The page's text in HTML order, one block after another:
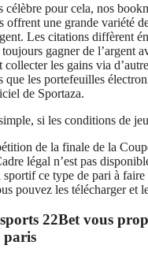
célèbre pour cela, nos
offrent une grande variété
Les citations diffèrent
gagner de l’argent
collecter les gains via
que les portefeuilles
de Sportaza.
si les conditions de
de la finale de la
légal n’est pas
ce type de pari à faire
pouvez les télécharger et
22Bet vous
paris